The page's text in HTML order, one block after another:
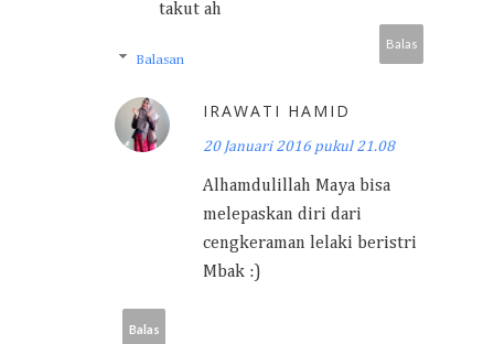
takut ah
Balas
Balasan
IRAWATI HAMID
20 Januari 2016 pukul 21.08
Alhamdulillah Maya bisa
melepaskan diri dari
cengkeraman lelaki beristri
Mbak :)
Balas